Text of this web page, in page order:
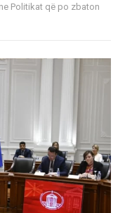
Politikat që po zbaton